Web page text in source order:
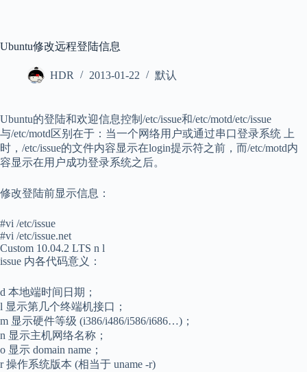
Ubuntu修改远程登陆信息
HDR 2013-01-22 默认
Ubuntu的登陆和欢迎信息控制/etc/issue和/etc/motd/etc/issue
与/etc/motd区别在于：当一个网络用户或通过串口登录系统 上
时，/etc/issue的文件内容显示在login提示符之前，而/etc/motd内
容显示在用户成功登录系统之后。
修改登陆前显示信息：
#vi /etc/issue
#vi /etc/issue.net
Custom 10.04.2 LTS n l
issue 内各代码意义：
d 本地端时间日期；
l 显示第几个终端机接口；
m 显示硬件等级 (i386/i486/i586/i686…)；
n 显示主机网络名称；
o 显示 domain name；
r 操作系统版本 (相当于 uname -r)